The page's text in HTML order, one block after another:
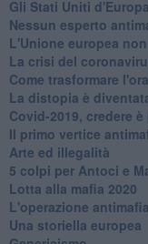
Gli Stati Uniti
Nessun esperto
L'Unione europea
La crisi del
Come trasformare
​La distopia è
Covid-2019, credere è
Il primo vertice
Arte ed illegalità
​5 colpi per Antoci e
Lotta alla mafia 2020
L'operazione
Una storiella europea